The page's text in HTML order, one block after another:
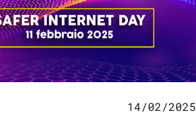
14/02/2025